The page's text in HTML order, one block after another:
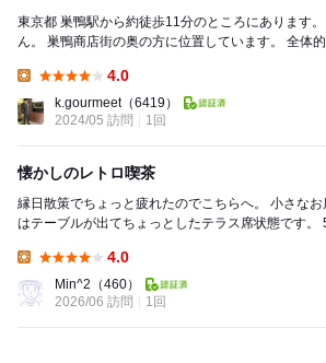
東京都 巣鴨駅から約徒歩11分のところにあります。 「珈琲専科 貴族」さ
ん。 巣鴨商店街の奥の方に位置しています。 全体的にシックで歴史を感
4.0
k.gourmeet （6419）
2024/05 訪問
1回
懐かしのレトロ喫茶
縁日散策でちょっと疲れたのでこちらへ。 小さなお店ですが、店の前に
はテーブルが出てちょっとしたテラス席状態です。 550円のアイスコーヒ
4.0
Min^2 （460）
2026/06 訪問
1回